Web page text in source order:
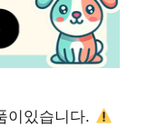
이있습니다.